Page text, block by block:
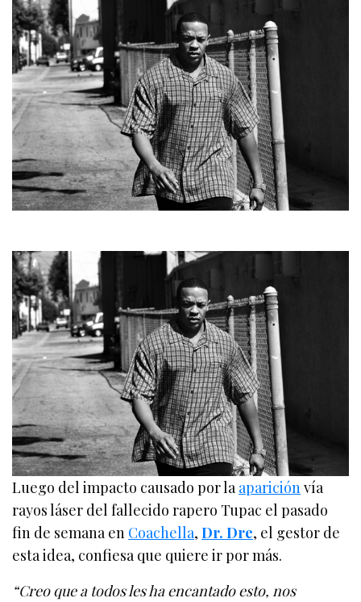
Luego del impacto causado por laapariciónvía
rayos láser del fallecido rapero Tupac el pasado
fin de semana en Coachella,Dr. Dre, el gestor de
esta idea, confiesa que quiere ir por más.
“Creo que a todos les ha encantado esto, nos